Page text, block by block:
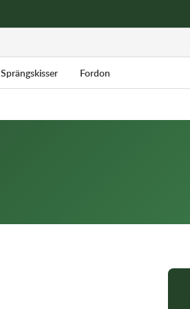
Sprängskisser Fordon